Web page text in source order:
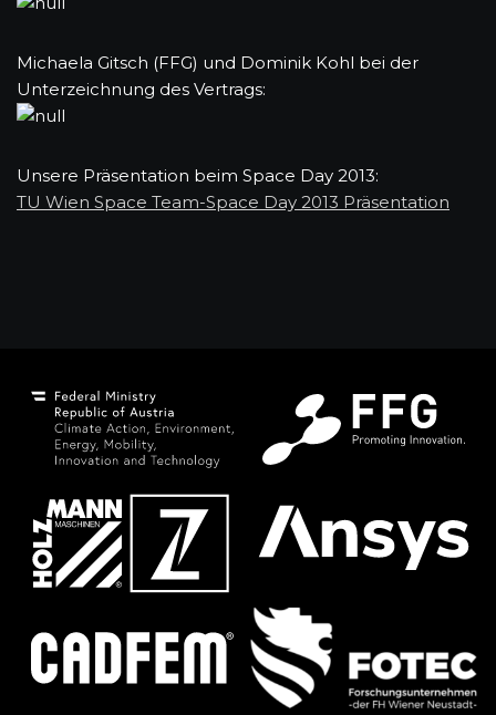
Michaela Gitsch (FFG) und Dominik Kohl bei der
Unterzeichnung des Vertrags:
Unsere Präsentation beim Space Day 2013:
TU Wien Space Team-Space Day 2013 Präsentation